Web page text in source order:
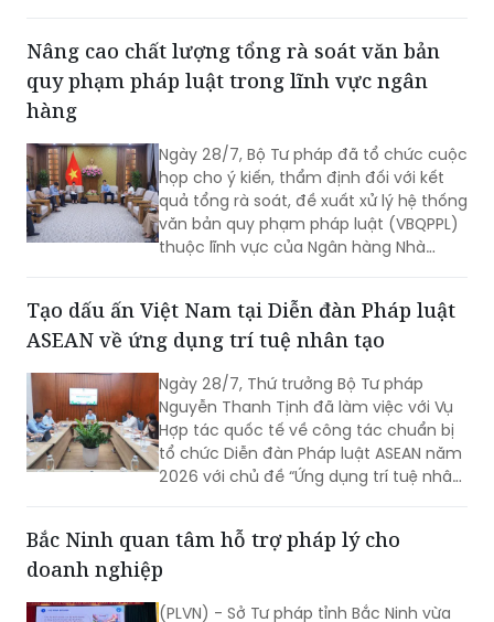
pháp luật, đáp ứng yêu cầu đổi mới
công tác xây dựng và thi hành pháp
Nâng cao chất lượng tổng rà soát văn bản
quy phạm pháp luật trong lĩnh vực ngân
hàng
Ngày 28/7, Bộ Tư pháp đã tổ chức cuộc
họp cho ý kiến, thẩm định đối với kết
quả tổng rà soát, đề xuất xử lý hệ thống
văn bản quy phạm pháp luật (VBQPPL)
thuộc lĩnh vực của Ngân hàng Nhà
Chi Lan chủ trì cuộc họp.
Tạo dấu ấn Việt Nam tại Diễn đàn Pháp luật
ASEAN về ứng dụng trí tuệ nhân tạo
Ngày 28/7, Thứ trưởng Bộ Tư pháp
Nguyễn Thanh Tịnh đã làm việc với Vụ
Hợp tác quốc tế về công tác chuẩn bị
tổ chức Diễn đàn Pháp luật ASEAN năm
2026 với chủ đề “Ứng dụng trí tuệ nhân
Bắc Ninh quan tâm hỗ trợ pháp lý cho
doanh nghiệp
(PLVN) - Sở Tư pháp tỉnh Bắc Ninh vừa